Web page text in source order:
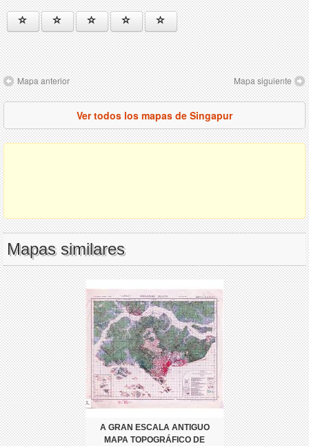
Mapa anterior Mapa siguiente
Ver todos los mapas de Singapur
Mapas similares
A GRAN ESCALA ANTIGUO
MAPA TOPOGRÁFICO DE